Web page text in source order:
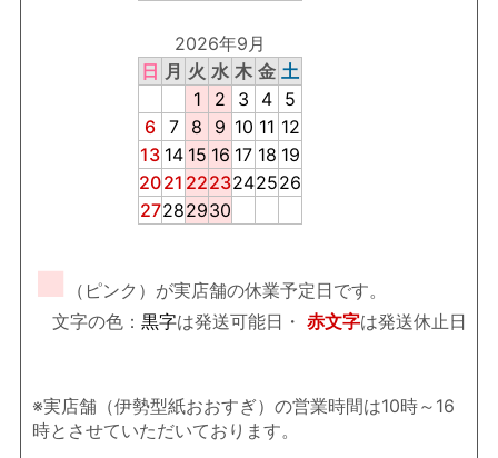
2026年9月
日 月 火 水 木 金 土
1
2 3 4 5
6 7 8 9 10 11 12
13 14 15 16 17 18 19
2021 2223242526
27282930
■
（ピンク）が実店舗の休業予定日です。
文字の色： 黒字は発送可能日・ 赤文字は発送休止日
※実店舗（伊勢型紙おおすぎ）の営業時間は10時～16
時とさせていただいております。